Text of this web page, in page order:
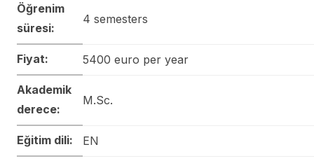
Öğrenim
süresi:
4 semesters
Fiyat: 5400 euro per year
Akademik
derece:
M.Sc.
Eğitim dili: EN